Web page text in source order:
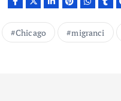
Chicago migranci